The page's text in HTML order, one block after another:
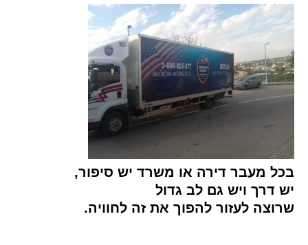
מעבר דירה או משרד יש סיפור,
דרך ויש גם לב גדול
לעזור להפוך את זה לחוויה.